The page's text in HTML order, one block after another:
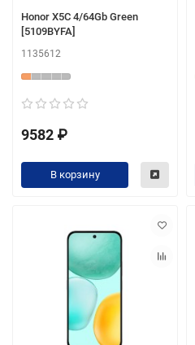
Honor X5C 4/64Gb Green
[5109BYFA]
1135612
9582 ₽
В корзину